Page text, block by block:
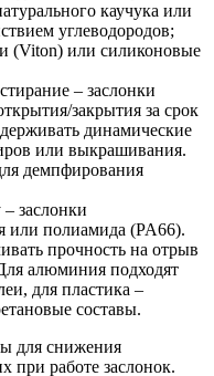
каучука или
углеводородов;
(Viton) или силиконовые
– заслонки
закрытия за срок
динамические
или выкрашивания.
демпфирования
заслонки
или полиамида (PA66).
прочность на отрыв
алюминия подходят
для пластика –
составы.
для снижения
работе заслонок.